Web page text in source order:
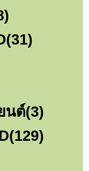
(31)
นต์(3)
(129)